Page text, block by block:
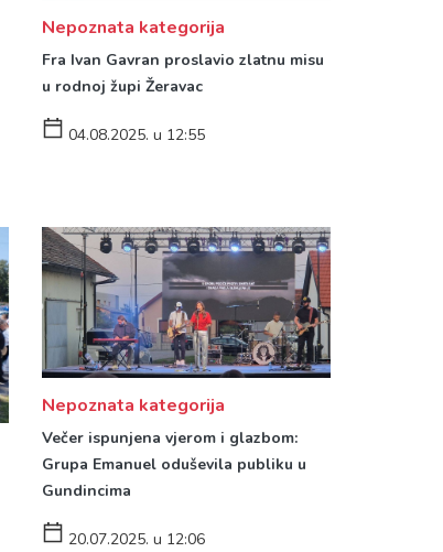
Nepoznata kategorija
Fra Ivan Gavran proslavio zlatnu misu
u rodnoj župi Žeravac
04.08.2025. u 12:55
Nepoznata kategorija
Večer ispunjena vjerom i glazbom:
Grupa Emanuel oduševila publiku u
Gundincima
20.07.2025. u 12:06